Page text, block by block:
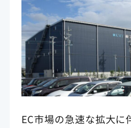
EC市場の急速な拡大に